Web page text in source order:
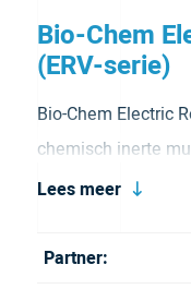
Bio-Chem
(ERV-serie)
Bio-Chem Electric
chemisch inerte
nauwkeurige flow
ventielbody
Lees meer
Partner: